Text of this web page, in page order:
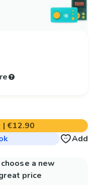
| €12.90
Add
a new
price